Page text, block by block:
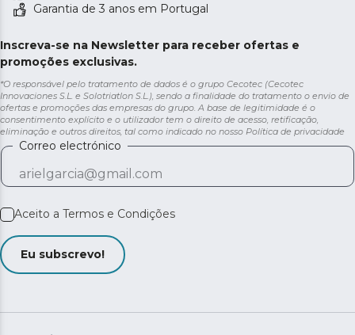
Garantia de 3 anos em Portugal
Inscreva-se na Newsletter para receber ofertas e
promoções exclusivas.
*O responsável pelo tratamento de dados é o grupo Cecotec (Cecotec
Innovaciones S.L. e Solotriatlon S.L.), sendo a finalidade do tratamento o envio de
ofertas e promoções das empresas do grupo. A base de legitimidade é o
consentimento explícito e o utilizador tem o direito de acesso, retificação,
eliminação e outros direitos, tal como indicado no nosso Política de privacidade
Correo electrónico
Aceito a Termos e Condições
Eu subscrevo!